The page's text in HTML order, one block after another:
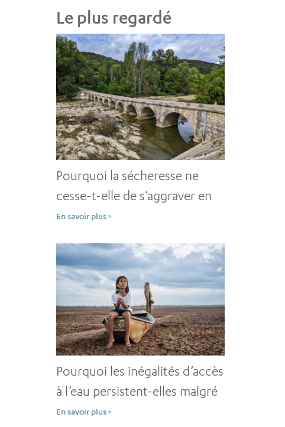
sociaux de l’IA industrielle ?
Le plus regardé
Pourquoi la sécheresse ne
cesse-t-elle de s’aggraver en
dépit d’une solide prévention
En savoir plus >
Pourquoi les inégalités d’accès
à l’eau persistent-elles malgré
des décennies
En savoir plus >